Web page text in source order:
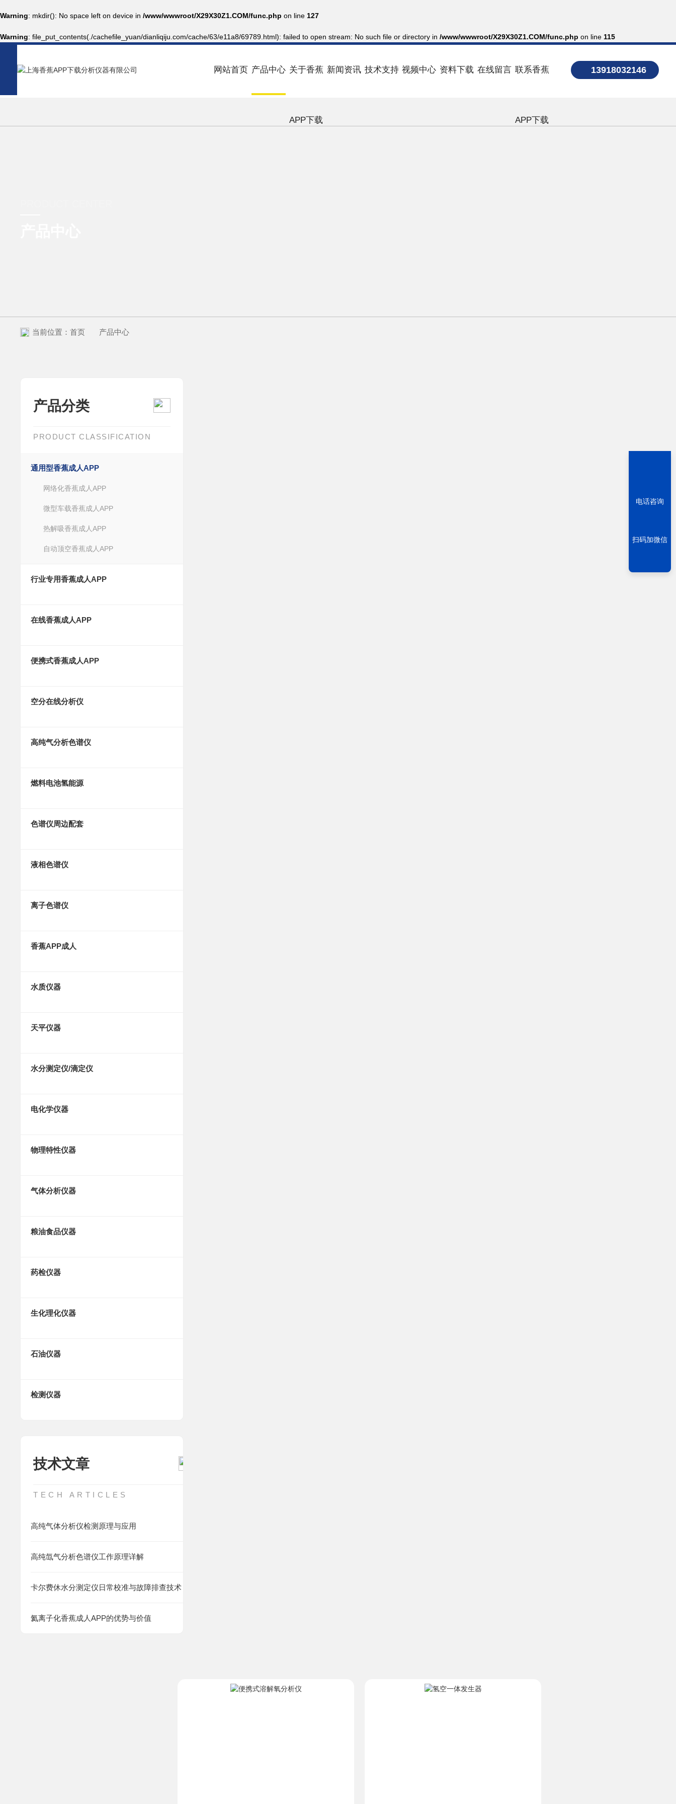
Warning: mkdir(): No space left on device in /www/wwwroot/X29X30Z1.COM/func.php on line 127
Warning: file_put_contents(./cachefile_yuan/dianliqiju.com/cache/63/e11a8/69789.html): failed to open stream: No such file or directory in /www/wwwroot/X29X30Z1.COM/func.php on line 115
13918032146
网站首页 产品中心 关于香蕉
APP下载
新闻资讯 技术支持 视频中心 资料下载 在线留言 联系香蕉
APP下载
当前位置：首页 产品中心
产品分类
PRODUCT CLASSIFICATION
通用型香蕉成人APP
网络化香蕉成人APP
微型车载香蕉成人APP
热解吸香蕉成人APP
自动顶空香蕉成人APP
行业专用香蕉成人APP
在线香蕉成人APP
便携式香蕉成人APP
空分在线分析仪
高纯气分析色谱仪
燃料电池氢能源
色谱仪周边配套
液相色谱仪
离子色谱仪
香蕉APP成人
水质仪器
天平仪器
水分测定仪/滴定仪
电化学仪器
物理特性仪器
气体分析仪器
粮油食品仪器
药检仪器
生化理化仪器
石油仪器
检测仪器
技术文章
TECH ARTICLES
高纯气体分析仪检测原理与应用
高纯氙气分析色谱仪工作原理详解
卡尔费休水分测定仪日常校准与故障排查技术
氦离子化香蕉成人APP的优势与价值
电话咨询
扫码加微信